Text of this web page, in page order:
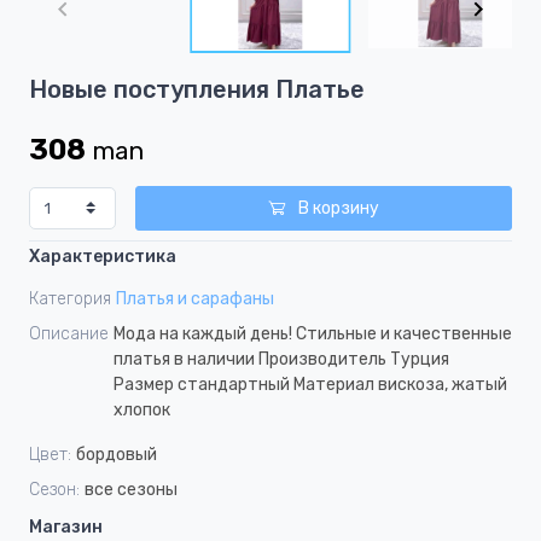
1
2
Новые поступления Платье
308 man
В корзину
Характеристика
Категория Платья и сарафаны
Описание Мода на каждый день! Стильные и качественные
платья в наличии Производитель Турция
Размер стандартный Материал вискоза, жатый
хлопок
Цвет: бордовый
Сезон: все сезоны
Магазин